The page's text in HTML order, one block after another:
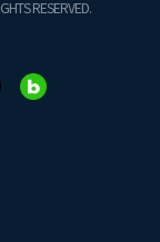
RESERVED.